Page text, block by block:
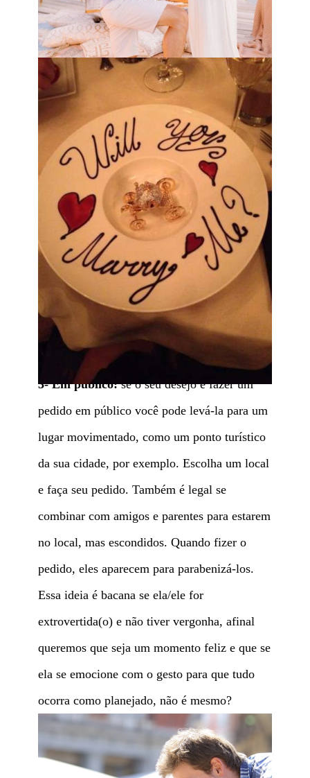
3- Em público:se o seu desejo é fazer um
pedido em público você pode levá-la para um
lugar movimentado, como um ponto turístico
da sua cidade, por exemplo. Escolha um local
e faça seu pedido. Também é legal se
combinar com amigos e parentes para estarem
no local, mas escondidos. Quando fizer o
pedido, eles aparecem para parabenizá-los.
Essa ideia é bacana se ela/ele for
extrovertida(o) e não tiver vergonha, afinal
queremos que seja um momento feliz e que se
ela se emocione com o gesto para que tudo
ocorra como planejado, não é mesmo?